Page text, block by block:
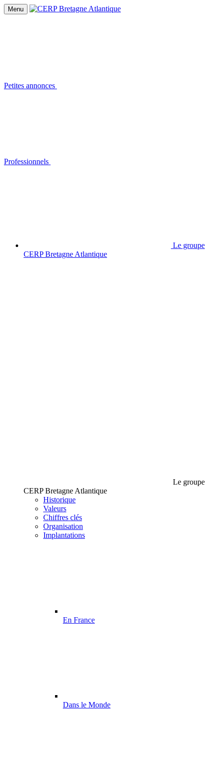
Menu
Petites annonces
Professionnels
Le groupe
CERP Bretagne Atlantique
Le groupe
CERP Bretagne Atlantique
Historique
Valeurs
Chiffres clés
Organisation
Implantations
En France
Dans le Monde